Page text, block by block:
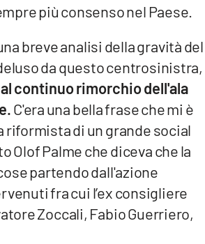
più consenso nel Paese.
breve analisi della gravità del
da questo centrosinistra,
al continuo rimorchio dell'ala
C'era una bella frase che mi è
riformista di un grande social
Olof Palme che diceva che la
partendo dall'azione
fra cui l’ex consigliere
Zoccali, Fabio Guerriero,